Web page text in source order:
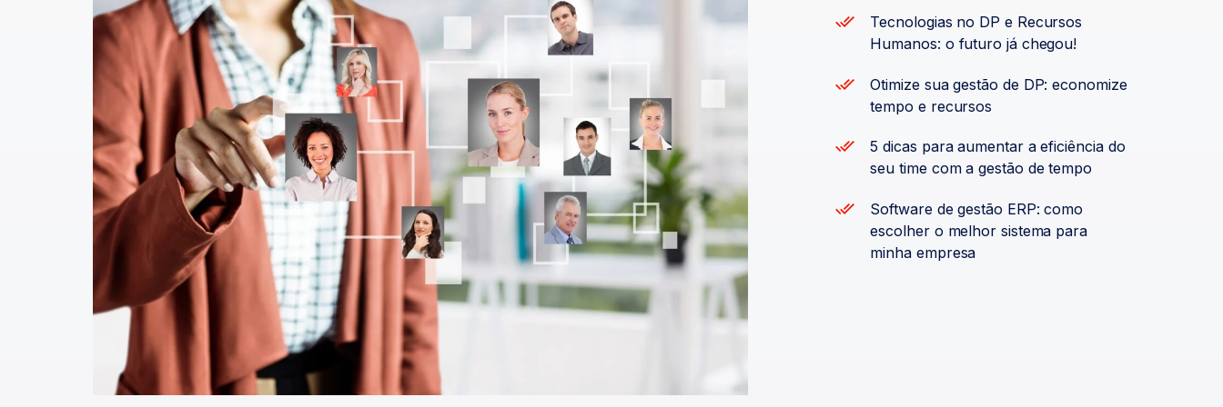
Tecnologias no DP e Recursos
Humanos: o futuro já chegou!
Otimize sua gestão de DP: economize
tempo e recursos
5 dicas para aumentar a eficiência do
seu time com a gestão de tempo
Software de gestão ERP: como
escolher o melhor sistema para
minha empresa